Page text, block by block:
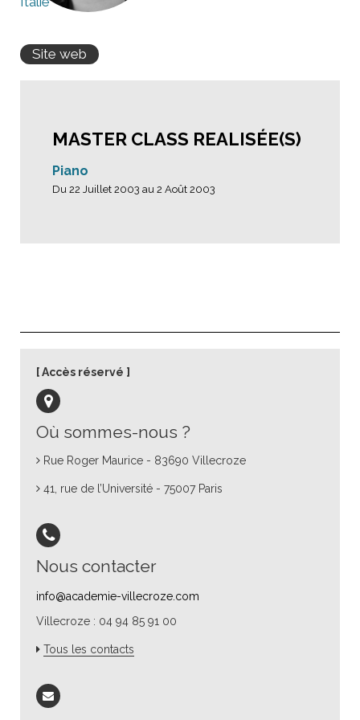
Site web
MASTER CLASS REALISÉE(S)
Piano
Du 22 Juillet 2003 au 2 Août 2003
Où sommes-nous ?
Rue Roger Maurice - 83690 Villecroze
41, rue de l’Université - 75007 Paris
Nous contacter
info@academie-villecroze.com
Villecroze : 04 94 85 91 00
Tous les contacts
Accès réservé